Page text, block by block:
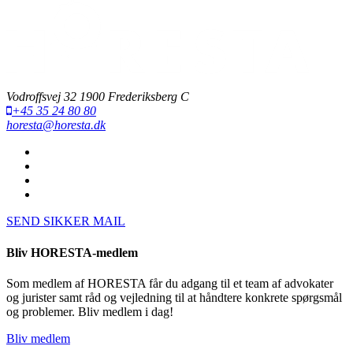
Vodroffsvej 32 1900 Frederiksberg C
+45 35 24 80 80
horesta@horesta.dk
SEND SIKKER MAIL
Bliv HORESTA-medlem
Som medlem af HORESTA får du adgang til et team af advokater
og jurister samt råd og vejledning til at håndtere konkrete spørgsmål
og problemer. Bliv medlem i dag!
Bliv medlem